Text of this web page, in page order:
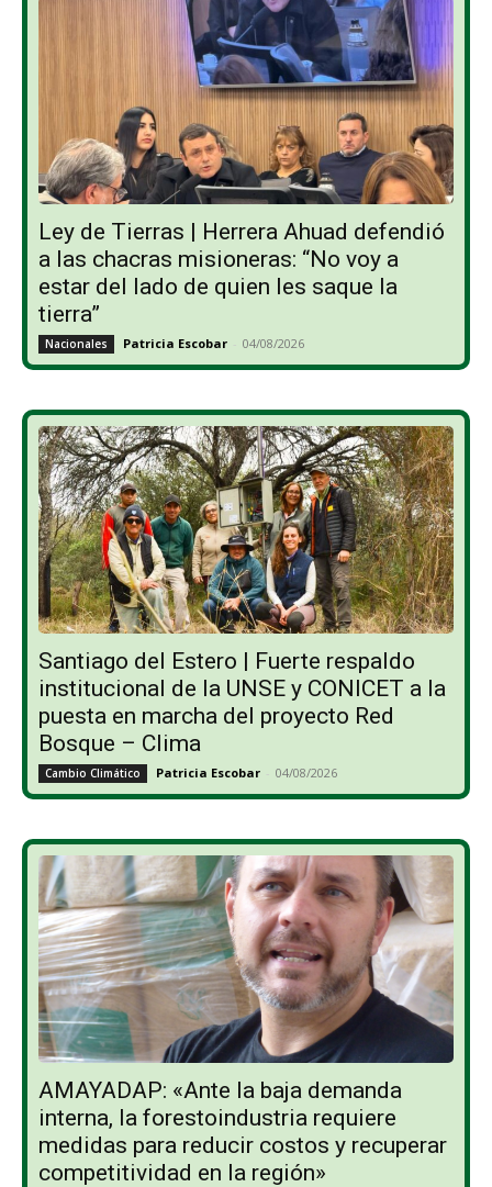
Ley de Tierras | Herrera Ahuad defendió
a las chacras misioneras: “No voy a
estar del lado de quien les saque la
tierra”
Nacionales Patricia Escobar - 04/08/2026
Santiago del Estero | Fuerte respaldo
institucional de la UNSE y CONICET a la
puesta en marcha del proyecto Red
Bosque – Clima
Cambio Climático Patricia Escobar - 04/08/2026
AMAYADAP: «Ante la baja demanda
interna, la forestoindustria requiere
medidas para reducir costos y recuperar
competitividad en la región»